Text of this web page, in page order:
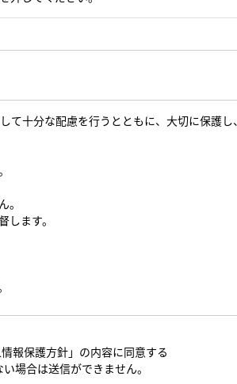
て十分な配慮を行うとともに、大切に保護
ます。
報保護方針」の内容に同意する
場合は送信ができません。